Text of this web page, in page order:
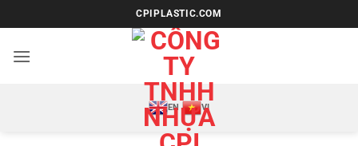
qua
nội
CPIPLASTIC.COM
EN VI